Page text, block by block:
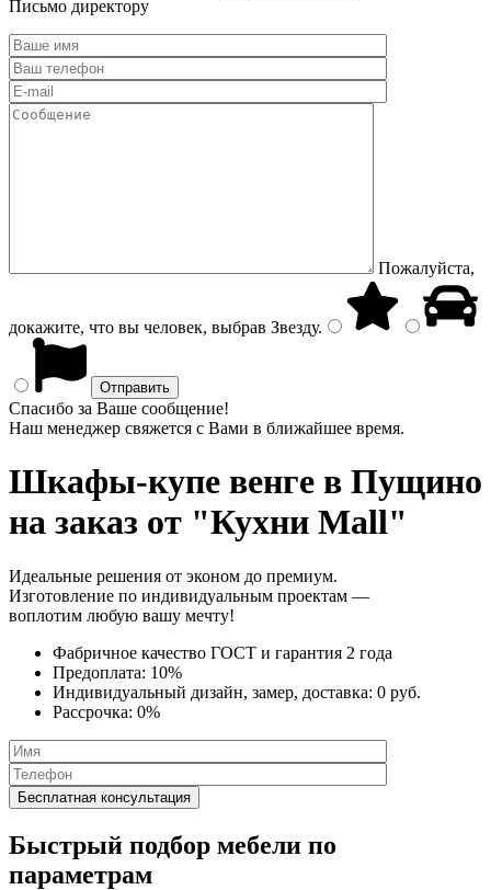
Письмо директору
Пожалуйста,
докажите, что вы человек, выбрав Звезду.
Спасибо за Ваше сообщение!
Наш менеджер свяжется с Вами в ближайшее время.
Шкафы-купе венге в Пущино
на заказ от "Кухни Mall"
Идеальные решения от эконом до премиум.
Изготовление по индивидуальным проектам —
воплотим любую вашу мечту!
Фабричное качество ГОСТ и гарантия 2 года
Предоплата: 10%
Индивидуальный дизайн, замер, доставка: 0 руб.
Рассрочка: 0%
Быстрый подбор мебели по
параметрам